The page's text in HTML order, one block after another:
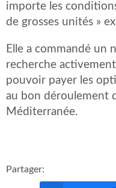
importe les
de grosses unités »
Elle a commandé un
recherche
pouvoir payer les
au bon déroulement
Méditerranée.
Partager: